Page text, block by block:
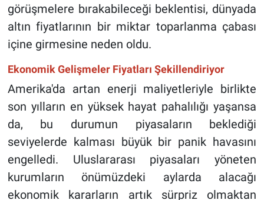
görüşmelere bırakabileceği beklentisi, dünyada
altın fiyatlarının bir miktar toparlanma çabası
içine girmesine neden oldu.
Ekonomik Gelişmeler Fiyatları Şekillendiriyor
Amerika'da artan enerji maliyetleriyle birlikte
son yılların en yüksek hayat pahalılığı yaşansa
da, bu durumun piyasaların beklediği
seviyelerde kalması büyük bir panik havasını
engelledi. Uluslararası piyasaları yöneten
kurumların önümüzdeki aylarda alacağı
ekonomik kararların artık sürpriz olmaktan